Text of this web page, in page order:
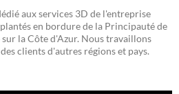
aux services 3D de l'entreprise
en bordure de la Principauté de
la Côte d'Azur. Nous travaillons
clients d'autres régions et pays.